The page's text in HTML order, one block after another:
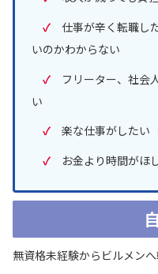
✓ 仕事が辛く転職し
いのかわからない
✓ フリーター、社会
い
✓ 楽な仕事がしたい
✓ お金より時間がほ
無資格未経験からビルメンへ